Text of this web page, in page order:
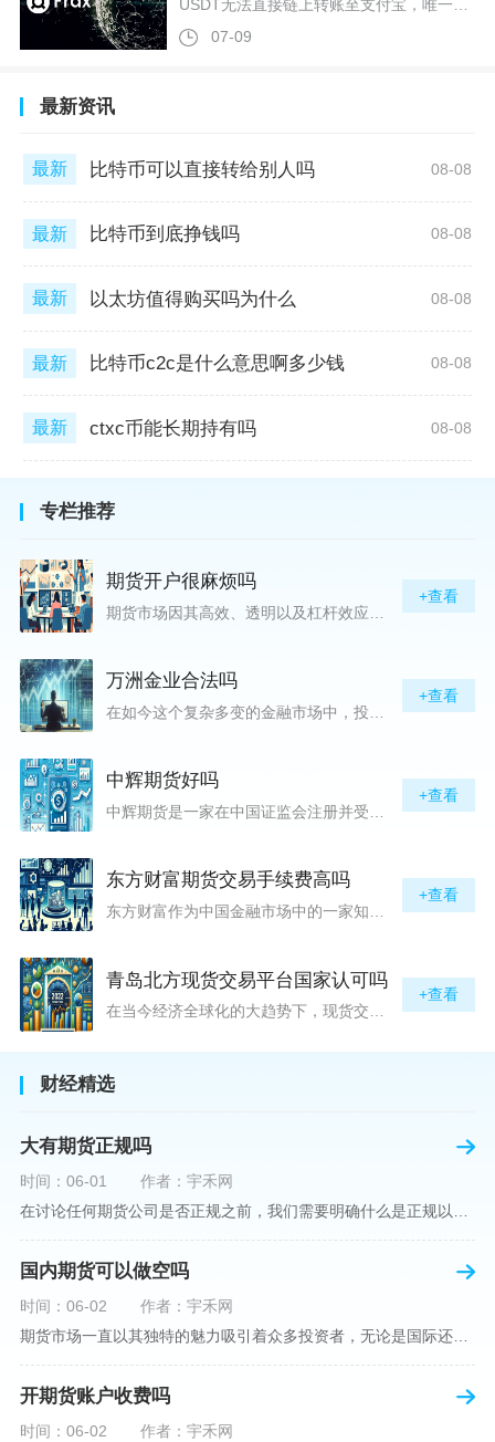
07-09
最新资讯
最新 比特币可以直接转给别人吗 08-08
最新 比特币到底挣钱吗 08-08
最新 以太坊值得购买吗为什么 08-08
最新 比特币c2c是什么意思啊多少钱 08-08
最新 ctxc币能长期持有吗 08-08
专栏推荐
期货开户很麻烦吗
+查看
万洲金业合法吗
+查看
中辉期货好吗
+查看
东方财富期货交易手续费高吗
东方财富作为中国金融市场中的一家知名综合金融服务公司，向广大投资者提供了包括期货交易在内的多项服务。而对于广大期货市场的投资者来说，交易成本无疑是他们在选择期货交易服务商时考虑的重要因素之一。在这期货交易手续费是影响交易成本的主要组成部分。很多投资者都十分关注“东方财富期货交易手续费高吗？”这一问题。本文将从多个角度对东方财富期货交易手续费进行分析，帮助投资者对此有一个全面的了解。在深入讨论之前，我们需要明确一个事实：期货交易手续费是指投资者在进行期货合约买卖时，需要支付给期
+查看
青岛北方现货交易平台国家认可吗
在当今经济全球化的大趋势下，现货交易市场作为资本流动的重要平台，正吸引着世界各地的目光。中国，作为全球第二大经济体，其金融市场的发展和监管逐渐受到各界的重视。在众多现货交易平台中，青岛北方现货交易平台（下简称“北方平台”）究竟是否得到了国家的认可和监管，是许多投资者和市场参与者关心的问题。本文旨在深入探讨北方平台的性质、运营情况及其是否获得国家认可等方面的信息。北方平台成立于某年，位于中国山东省青岛市，旨在为企业和个人提供一套完善的物质现货交易服务。平台运用现代信息技术，建立
+查看
财经精选
大有期货正规吗
时间：06-01
作者：宇禾网
在讨论任何期货公司是否正规之前，我们需要明确什么是正规以及如何判断一个期货公司是否符合这一标准。对于中国市场，正规一词通常指该公司拥有中国证监会（中国证券监督管理委员会）的批准和监管，同时遵守中国期货市场的相关法律法规。以“大有期货”为例，探讨其如何符合这些标准，以及在选择此类公司时，投资者应注意的一些关键因素。大有期货是参与中国期货市场的多家公司之一，主要提供期货交易、资产管理、投资咨询等服务。它适用于希望通过期货市场进行投资和风险管理的个人和机构投资者。与其他期货公司一样
国内期货可以做空吗
时间：06-02
作者：宇禾网
期货市场一直以其独特的魅力吸引着众多投资者，无论是国际还是国内场景下，其波澜壮阔的市场行情都给予了投资者无限遐想。今天，我们将深入探讨一个特别的问题——"国内期货可以做空吗"？这个问题不仅关乎投资者的策略布局，更涉及到期货市场机制的基本理解。在深入探讨之前，我们首先需要明确几个期货市场的基础概念。期货，是指在标准化合约基础上，双方承诺在未来某一特定时间以约定价格买卖一定数量的商品或金融产品的合约。它允訸投资者通过买入（做多）或卖出（做空）合约来预测未来价格的变动。我们来揭开国
开期货账户收费吗
时间：06-02
作者：宇禾网